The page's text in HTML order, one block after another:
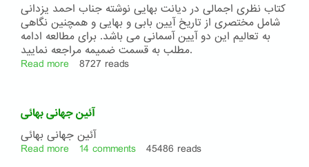
کتاب نظری اجمالی در دیانت بهایی نوشته جناب احمد یزدانی
شامل مختصری از تاریخ آیین بابی و بهایی و همچنین نگاهی
به تعالیم این دو آیین آسمانی می باشد. برای مطالعه ادامه
مطلب به قسمت ضمیمه مراجعه نمایید.
Read more about
اجمالی
در
دیانت
بهایی
8727 reads
آئین جهانی بهائی
آئین جهانی بهائی
Read more about
14 comments 45486 reads